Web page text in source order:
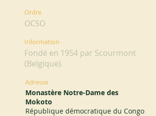
Ordre
OCSO
Information
Fondé en 1954 par Scourmont
(Belgique).
Adresse
Monastère Notre-Dame des
Mokoto
République démocratique du Congo